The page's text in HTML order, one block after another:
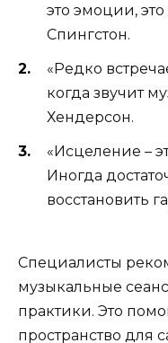
это эмоции,
Спингстон.
«Редко
когда звучит
Хендерсон.
«Исцеление –
Иногда
восстановить
Специалисты
музыкальные
практики. Это
пространство для